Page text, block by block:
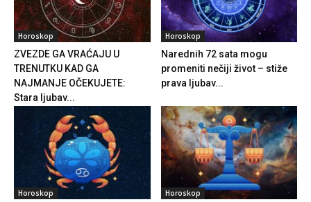
Horoskop
ZVEZDE GA VRAĆAJU U
TRENUTKU KAD GA
NAJMANJE OČEKUJETE:
Stara ljubav...
Horoskop
Narednih 72 sata mogu
promeniti nečiji život – stiže
prava ljubav...
Horoskop Horoskop